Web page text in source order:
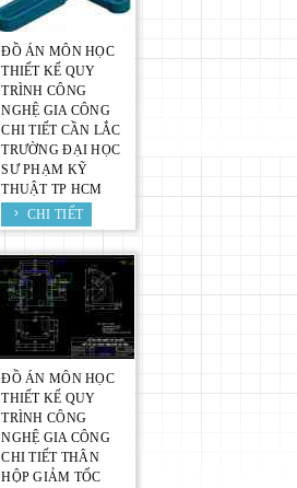
ĐỒ ÁN MÔN HỌC
THIẾT KẾ QUY
TRÌNH CÔNG
NGHỆ GIA CÔNG
CHI TIẾT CẦN LẮC
TRƯỜNG ĐẠI HỌC
SƯ PHẠM KỸ
THUẬT TP HCM
CHI TIẾT
ĐỒ ÁN MÔN HỌC
THIẾT KẾ QUY
TRÌNH CÔNG
NGHỆ GIA CÔNG
CHI TIẾT THÂN
HỘP GIẢM TỐC